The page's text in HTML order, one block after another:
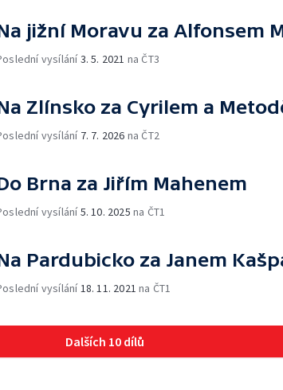
jižní Moravu za Alfonsem
vysílání3. 5. 2021 na ČT3
Zlínsko za Cyrilem a
vysílání 7. 7. 2026 na ČT2
Brna za Jiřím Mahenem
vysílání5. 10. 2025 na ČT1
Pardubicko za Janem
vysílání 18. 11. 2021 na ČT1
Dalších 10 dílů